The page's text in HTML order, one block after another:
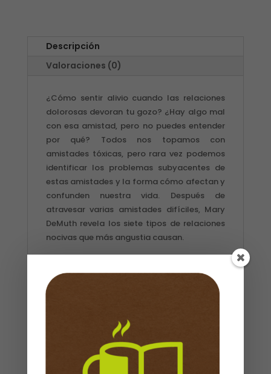
DEMUTH
Descripción
Valoraciones (0)
¿Cómo sentir alivio cuando las relaciones
dolorosas devoran tu gozo? ¿Hay algo mal
con esa amistad, pero no puedes entender
por qué? Todos nos topamos con
amistades tóxicas, pero rara vez podemos
identificar los problemas subyacentes de
estas amistades y la forma cómo afectan y
confunden nuestra vida. Después de
atravesar varias amistades difíciles, Mary
DeMuth revela los siete tipos de relaciones
nocivas que más angustia causan.
través de un poderoso proceso de siete
pasos que te ayudarán a:
rota y descubrir con exactitud lo que salió
Descubrir por qué puedes atraer a personas